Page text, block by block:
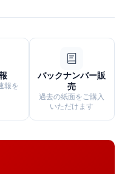
報を
バックナンバー販
売
過去の紙面をご購入
いただけます